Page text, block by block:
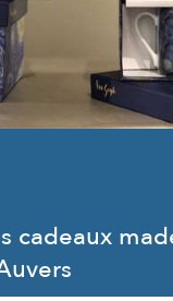
cadeaux